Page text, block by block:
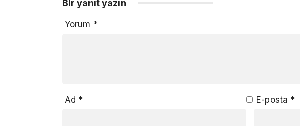
Bir yanıt yazın
Yorum *
Ad * E-posta *